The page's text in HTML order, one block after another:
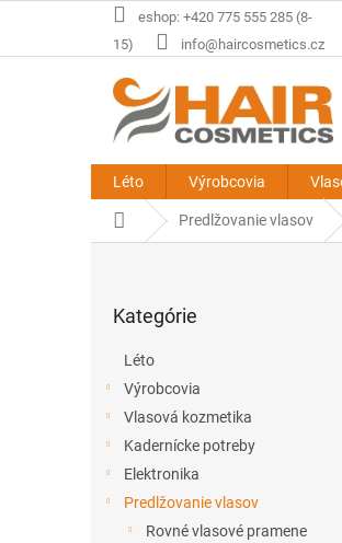
eshop: +420 775 555 285 (8-
15)
info@haircosmetics.cz
Léto Výrobcovia
DomovPredlžovanie vlasov
kategórie
Kategórie
Léto
Výrobcovia
Vlasová kozmetika
Kadernícke potreby
Elektronika
Predlžovanie vlasov
Rovné vlasové pramene